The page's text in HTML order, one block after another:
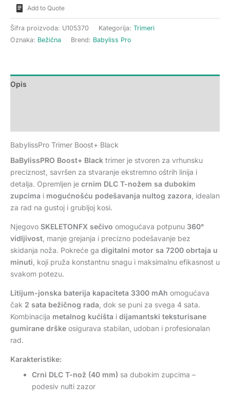
Add to Quote
Šifra proizvoda: U105370 Kategorija: Trimeri
Oznaka: Bežična Brend: Babyliss Pro
Opis
BabylissPro Trimer Boost+ Black
BaBylissPRO Boost+ Black trimer je stvoren za vrhunsku
preciznost, savršen za stvaranje ekstremno oštrih linija i
detalja. Opremljen je crnim DLC T-nožem sa dubokim
zupcima i mogućnošću podešavanja nultog zazora , idealan
za rad na gustoj i grubljoj kosi.
Njegovo SKELETONFX sečivo omogućava potpunu 360°
vidljivost , manje grejanja i precizno podešavanje bez
skidanja noža. Pokreće ga digitalni motor sa 7200 obrtaja u
minuti , koji pruža konstantnu snagu i maksimalnu efikasnost u
svakom potezu.
Litijum-jonska baterija kapaciteta 3300 mAh omogućava
čak 2 sata bežičnog rada , dok se puni za svega 4 sata.
Kombinacija metalnog kućišta i dijamantski teksturisane
gumirane drške osigurava stabilan, udoban i profesionalan
rad.
Karakteristike:
Crni DLC T-nož (40 mm) sa dubokim zupcima –
podesiv nulti zazor